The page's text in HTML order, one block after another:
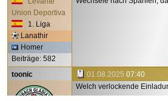
Union Deportiva
1. Liga
Lanathir
Homer
Beiträge: 582
toonic 01.08.2025 07:40
Welch verlockende